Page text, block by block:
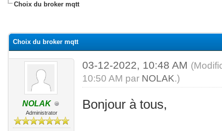
Choix du broker mqtt
Choix du broker mqtt
NOLAK
Administrator
03-12-2022, 10:48 AM
10:50 AM par NOLAK.)
Bonjour à tous,